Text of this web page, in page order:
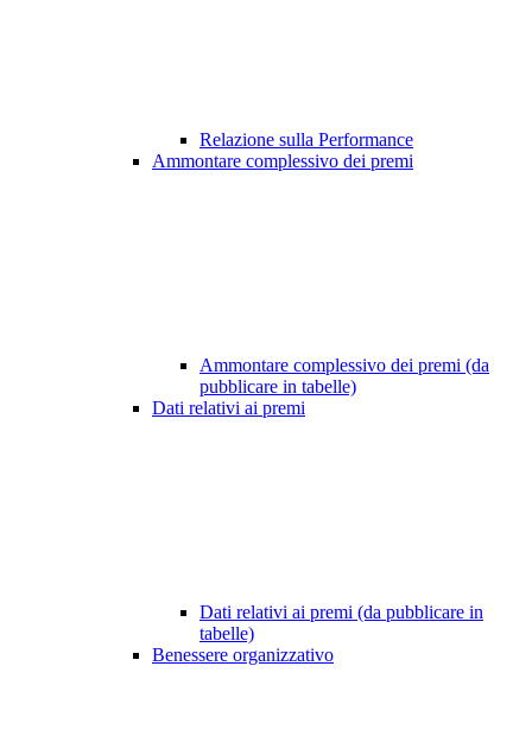
Relazione sulla Performance
Ammontare complessivo dei premi
Ammontare complessivo dei premi (da
pubblicare in tabelle)
Dati relativi ai premi
Dati relativi ai premi (da pubblicare in
tabelle)
Benessere organizzativo